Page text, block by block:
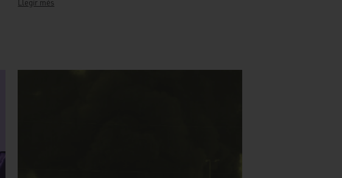
Llegir més